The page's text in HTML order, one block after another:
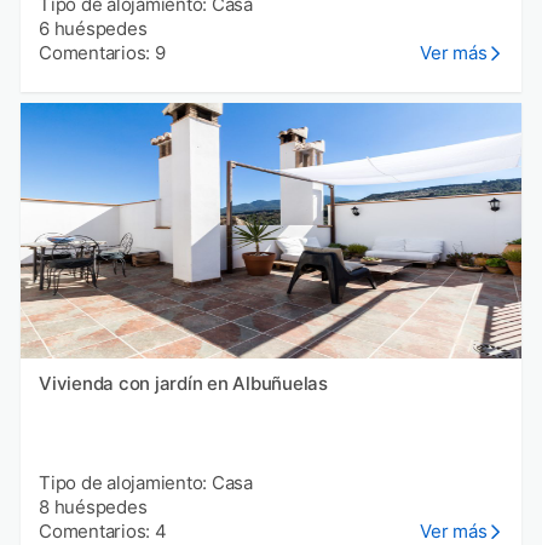
Tipo de alojamiento: Casa
6 huéspedes
Comentarios: 9
Ver más
Vivienda con jardín en Albuñuelas
Tipo de alojamiento: Casa
8 huéspedes
Comentarios: 4
Ver más